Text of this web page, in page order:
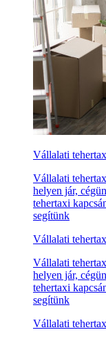
Vállalati
Vállalati
helyen jár,
tehertaxi
segítünk
Vállalati
Vállalati
helyen jár,
tehertaxi
segítünk
Vállalati